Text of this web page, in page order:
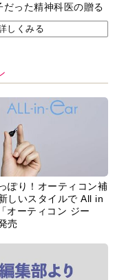
だった精神科医の贈る
しくみる
ぽり！オーティコン補
しいスタイルで All in
オーティコン ジー
売